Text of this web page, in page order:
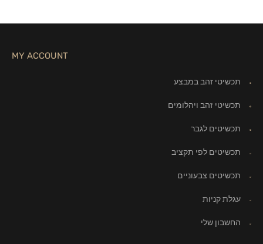
MY ACCOUNT
תכשיטי זהב במבצע
תכשיטי זהב ויהלומים
תכשיטים לגבר
תכשיטים לפי תקציב
תכשיטים צבעוניים
עגלת קניות
החשבון שלי